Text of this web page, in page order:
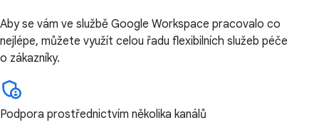
Aby se vám ve službě Google Workspace pracovalo co
nejlépe, můžete využít celou řadu flexibilních služeb péče
o zákazníky.
Podpora prostřednictvím několika kanálů